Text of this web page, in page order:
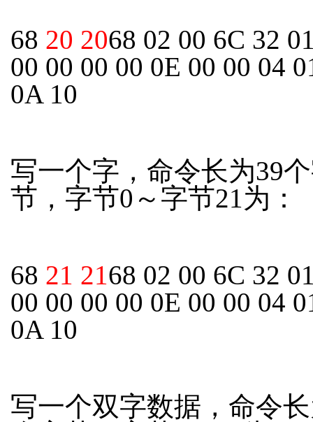
68 20 2068 02 00 6C 32
00 00 00 00 0E 00 00 04
0A 10
写一个字，命令长为39
节，字节0～字节21为：
68 21 2168 02 00 6C 32
00 00 00 00 0E 00 00 04
0A 10
写一个双字数据，命令